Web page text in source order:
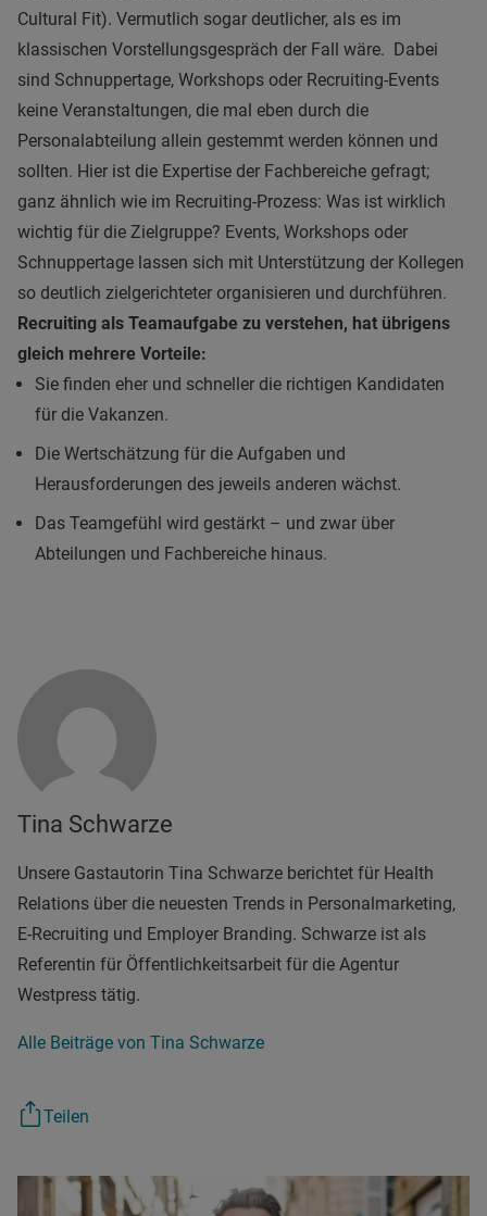
Cultural Fit). Vermutlich sogar deutlicher, als es im
klassischen Vorstellungsgespräch der Fall wäre. Dabei
sind Schnuppertage, Workshops oder Recruiting-Events
keine Veranstaltungen, die mal eben durch die
Personalabteilung allein gestemmt werden können und
sollten. Hier ist die Expertise der Fachbereiche gefragt;
ganz ähnlich wie im Recruiting-Prozess: Was ist wirklich
wichtig für die Zielgruppe? Events, Workshops oder
Schnuppertage lassen sich mit Unterstützung der Kollegen
so deutlich zielgerichteter organisieren und durchführen.
Recruiting als Teamaufgabe zu verstehen, hat übrigens
gleich mehrere Vorteile:
Sie finden eher und schneller die richtigen Kandidaten
für die Vakanzen.
Die Wertschätzung für die Aufgaben und
Herausforderungen des jeweils anderen wächst.
Das Teamgefühl wird gestärkt – und zwar über
Abteilungen und Fachbereiche hinaus.
Tina Schwarze
Unsere Gastautorin Tina Schwarze berichtet für Health
Relations über die neuesten Trends in Personalmarketing,
E-Recruiting und Employer Branding. Schwarze ist als
Referentin für Öffentlichkeitsarbeit für die Agentur
Westpress tätig.
Alle Beiträge von Tina Schwarze
Teilen